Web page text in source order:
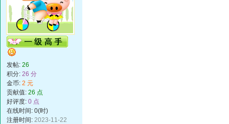
发帖: 26
积分: 26 分
金币: 2 元
贡献值: 26 点
好评度: 0 点
在线时间: 0(时)
注册时间: 2023-11-22